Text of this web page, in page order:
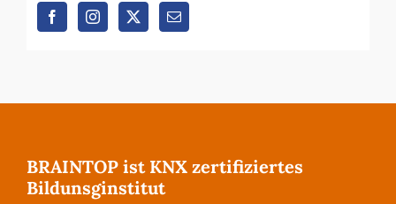
BRAINTOP ist KNX zertifiziertes
Bildunsginstitut